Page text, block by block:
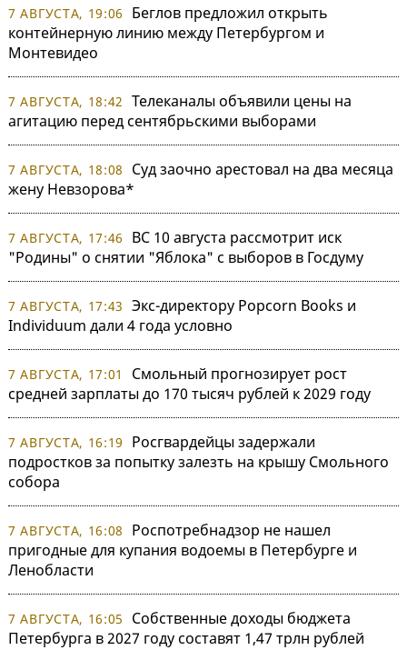
7 АВГУСТА, 19:06
Беглов предложил открыть
контейнерную линию между Петербургом и
Монтевидео
7 АВГУСТА, 18:42 Телеканалы объявили цены на
агитацию перед сентябрьскими выборами
7 АВГУСТА, 18:08
Суд заочно арестовал на два месяца
жену Невзорова*
7 АВГУСТА, 17:46
ВС 10 августа рассмотрит иск
"Родины" о снятии "Яблока" с выборов в Госдуму
7 АВГУСТА, 17:43 Экс-директору Popcorn Books и
Individuum дали 4 года условно
7 АВГУСТА, 17:01
Смольный прогнозирует рост
средней зарплаты до 170 тысяч рублей к 2029 году
7 АВГУСТА, 16:19
Росгвардейцы задержали
подростков за попытку залезть на крышу Смольного
собора
7 АВГУСТА, 16:08
Роспотребнадзор не нашел
пригодные для купания водоемы в Петербурге и
Ленобласти
7 АВГУСТА, 16:05
Собственные доходы бюджета
Петербурга в 2027 году составят 1,47 трлн рублей